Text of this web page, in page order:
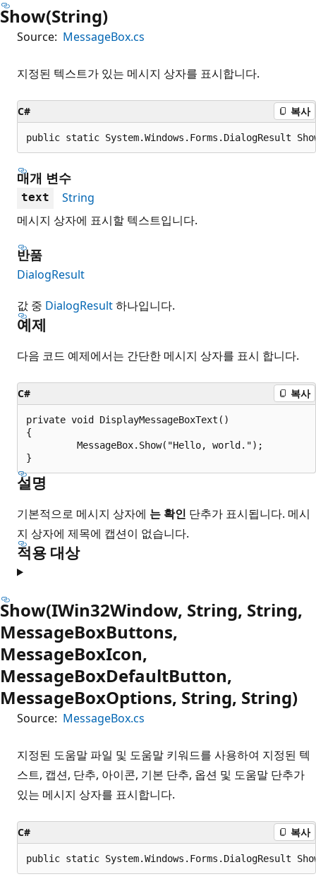
Show(String)
Source: MessageBox.cs
지정된 텍스트가 있는 메시지 상자를 표시합니다.
C# 복사
public static System.Windows.Forms.DialogResult
매개 변수
text
String
메시지 상자에 표시할 텍스트입니다.
반품
DialogResult
값 중 DialogResult하나입니다.
예제
다음 코드 예제에서는 간단한 메시지 상자를 표시 합니다.
C# 복사
private void DisplayMessageBoxText()
{
         MessageBox.Show("Hello, world.");
설명
기본적으로 메시지 상자에 는 확인 단추가 표시됩니다. 메시
지 상자에 제목에 캡션이 없습니다.
적용 대상
Show(IWin32Window, String, String,
MessageBoxButtons,
MessageBoxIcon,
MessageBoxDefaultButton,
MessageBoxOptions, String, String)
Source: MessageBox.cs
지정된 도움말 파일 및 도움말 키워드를 사용하여 지정된 텍
스트, 캡션, 단추, 아이콘, 기본 단추, 옵션 및 도움말 단추가
있는 메시지 상자를 표시합니다.
C# 복사
public static System.Windows.Forms.DialogResult